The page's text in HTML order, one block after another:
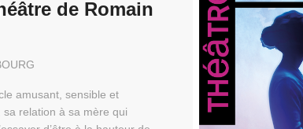
de Romain
amusant, sensible et
relation à sa mère qui